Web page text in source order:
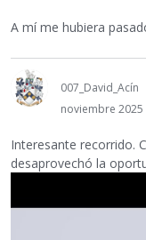
A mí me hubiera
007_David_Acín
noviembre 2025
Interesante recorrido.
desaprovechó la